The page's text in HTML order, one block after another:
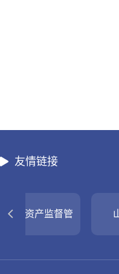
友情链接
山东省质量管